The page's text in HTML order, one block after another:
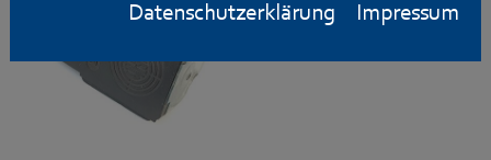
Datenschutzerklärung Impressum